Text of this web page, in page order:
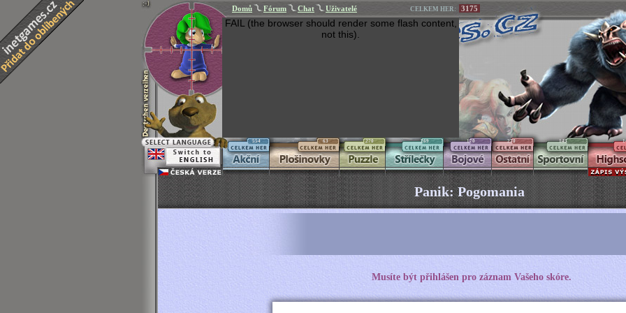
Domů Fórum Chat Uživatelé CELKEM HER: 3175
FAIL (the browser should render some flash content,
not this).
554 63 270 269 170 270 145
Panik: Pogomania
Musíte být přihlášen pro záznam Vašeho skóre.